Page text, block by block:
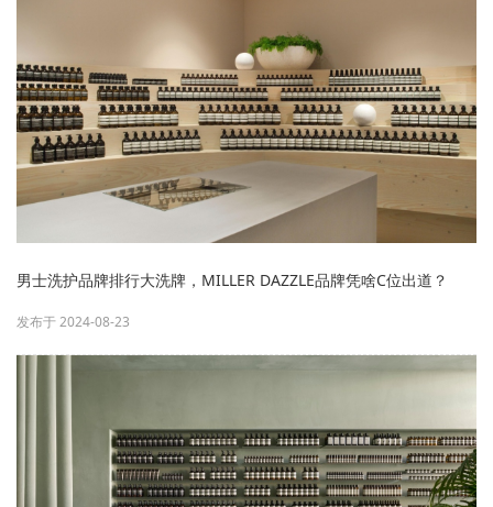
男士洗护品牌排行大洗牌，MILLER DAZZLE品牌凭啥C位出道？
发布于 2024-08-23